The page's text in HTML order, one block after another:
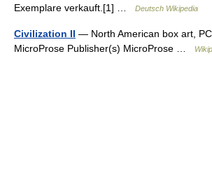
Exemplare verkauft.[1] …
Deutsch Wikipedia
Civilization II — North American box art,
MicroProse Publisher(s) MicroProse …